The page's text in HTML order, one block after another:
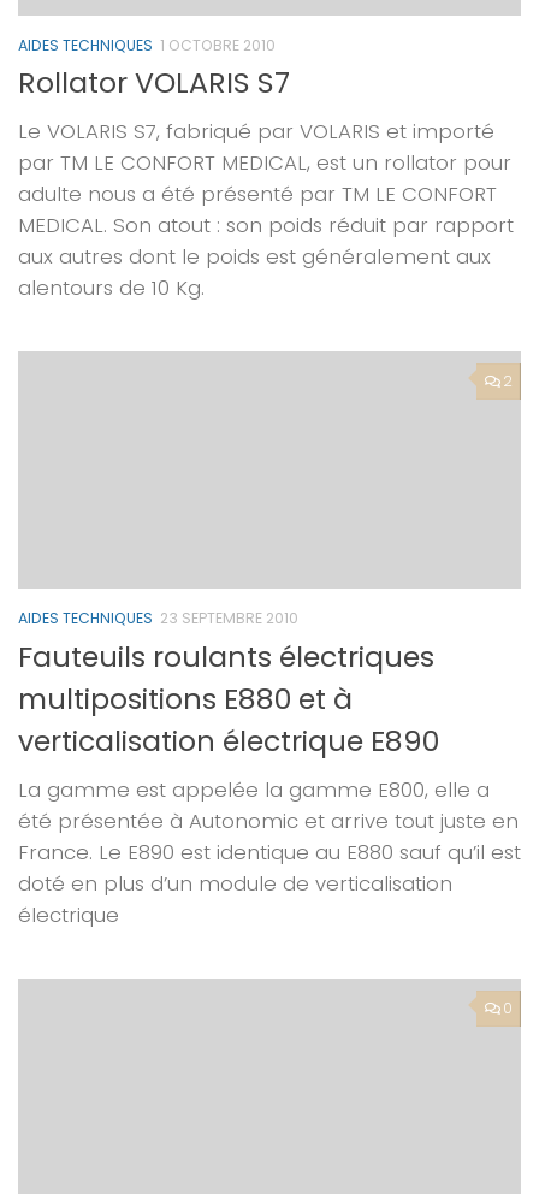
AIDES TECHNIQUES 1 OCTOBRE 2010
Rollator VOLARIS S7
Le VOLARIS S7, fabriqué par VOLARIS et importé
par TM LE CONFORT MEDICAL, est un rollator pour
adulte nous a été présenté par TM LE CONFORT
MEDICAL. Son atout : son poids réduit par rapport
aux autres dont le poids est généralement aux
alentours de 10 Kg.
2
AIDES TECHNIQUES 23 SEPTEMBRE 2010
Fauteuils roulants électriques
multipositions E880 et à
verticalisation électrique E890
La gamme est appelée la gamme E800, elle a
été présentée à Autonomic et arrive tout juste en
France. Le E890 est identique au E880 sauf qu’il est
doté en plus d’un module de verticalisation
électrique
0